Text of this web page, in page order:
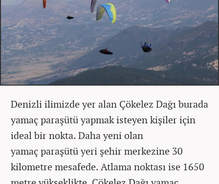
Denizli ilimizde yer alan Çökelez Dağı burada
yamaç paraşütü yapmak isteyen kişiler için
ideal bir nokta. Daha yeni olan
yamaç paraşütü yeri şehir merkezine 30
kilometre mesafede. Atlama noktası ise 1650